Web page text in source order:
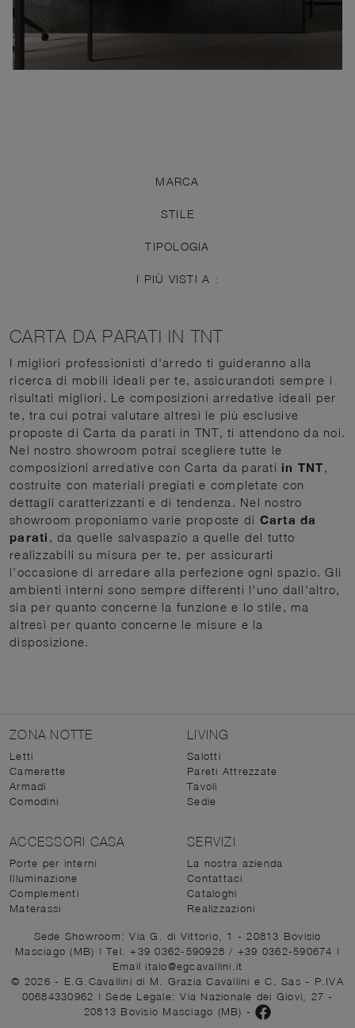
MARCA
STILE
TIPOLOGIA
I PIÙ VISTI A :
CARTA DA PARATI IN TNT
I migliori professionisti d'arredo ti guideranno alla
ricerca di mobili ideali per te, assicurandoti sempre i
risultati migliori. Le composizioni arredative ideali per
te, tra cui potrai valutare altresì le più esclusive
proposte di Carta da parati in TNT, ti attendono da noi.
Nel nostro showroom potrai scegliere tutte le
composizioni arredative con Carta da parati in TNT,
costruite con materiali pregiati e completate con
dettagli caratterizzanti e di tendenza. Nel nostro
showroom proponiamo varie proposte di Carta da
parati , da quelle salvaspazio a quelle del tutto
realizzabili su misura per te, per assicurarti
l'occasione di arredare alla perfezione ogni spazio. Gli
ambienti interni sono sempre differenti l'uno dall'altro,
sia per quanto concerne la funzione e lo stile, ma
altresì per quanto concerne le misure e la
disposizione.
ZONA NOTTE
Letti
Camerette
Armadi
Comodini
LIVING
Salotti
Pareti Attrezzate
Tavoli
Sedie
ACCESSORI CASA
Porte per interni
Illuminazione
Complementi
Materassi
SERVIZI
La nostra azienda
Contattaci
Cataloghi
Realizzazioni
Sede Showroom: Via G. di Vittorio, 1 - 20813 Bovisio
Masciago (MB) | Tel. +39 0362-590928/ +39 0362-590674 |
Email italo@egcavallini.it
© 2026 - E.G.Cavallini di M. Grazia Cavallini e C. Sas - P.IVA
00684330962 | Sede Legale: Via Nazionale dei Giovi, 27 -
20813 Bovisio Masciago (MB) -